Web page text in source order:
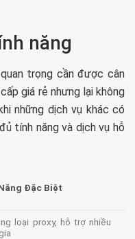
năng
trọng cần được cân
giá rẻ nhưng lại không
những dịch vụ khác có
tính năng và dịch vụ hỗ
Đặc Biệt
loại proxy, hỗ trợ nhiều